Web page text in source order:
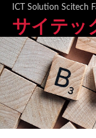
ICT Solution Scitech
サイテッ